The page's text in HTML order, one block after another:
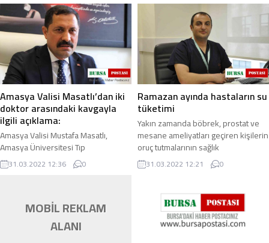
Amasya Valisi Masatlı’dan iki
doktor arasındaki kavgayla
ilgili açıklama:
Amasya Valisi Mustafa Masatlı,
Amasya Üniversitesi Tıp
Fakültesi’nde görevli iki doktor
arasında yaşanan kavgaya ilişkin
31.03.2022 12:36 0
Ramazan ayında hastaların su
tüketimi
Yakın zamanda böbrek, prostat ve
mesane ameliyatları geçiren kişilerin
oruç tutmalarının sağlık
problemlerine neden olabileceğini
belirten ...
31.03.2022 12:21 0
MOBİL REKLAM
ALANI